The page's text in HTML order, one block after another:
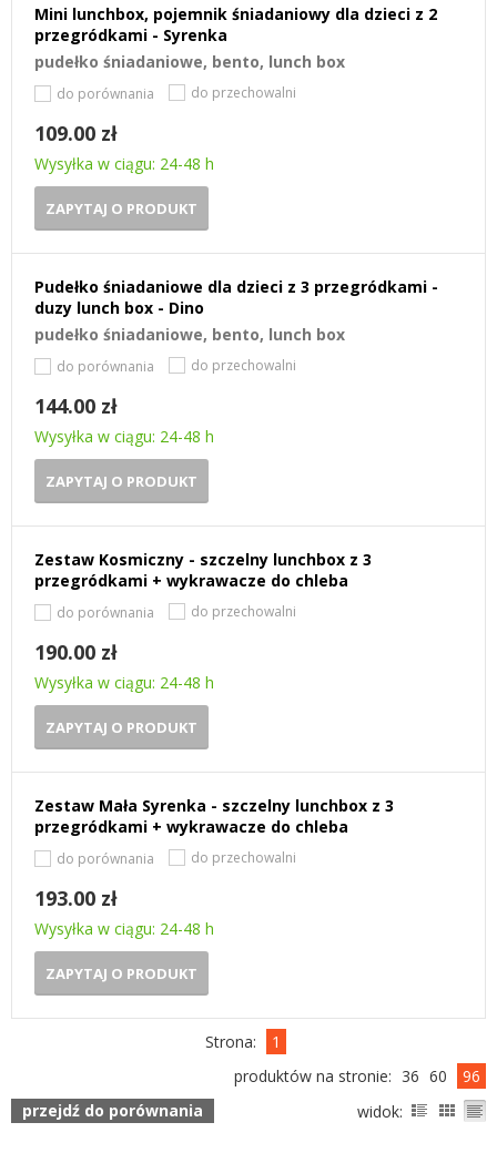
Mini lunchbox, pojemnik śniadaniowy dla dzieci z 2
przegródkami - Syrenka
pudełko śniadaniowe, bento, lunch box
do porównania do przechowalni
109.00 zł
Wysyłka w ciągu: 24-48 h
ZAPYTAJ O PRODUKT
Pudełko śniadaniowe dla dzieci z 3 przegródkami -
duzy lunch box - Dino
pudełko śniadaniowe, bento, lunch box
do porównania do przechowalni
144.00 zł
Wysyłka w ciągu: 24-48 h
ZAPYTAJ O PRODUKT
Zestaw Kosmiczny - szczelny lunchbox z 3
przegródkami + wykrawacze do chleba
do porównania do przechowalni
190.00 zł
Wysyłka w ciągu: 24-48 h
ZAPYTAJ O PRODUKT
Zestaw Mała Syrenka - szczelny lunchbox z 3
przegródkami + wykrawacze do chleba
do porównania do przechowalni
193.00 zł
Wysyłka w ciągu: 24-48 h
ZAPYTAJ O PRODUKT
Strona:
1
produktów na stronie: 36 60
96
przejdź do porównania
widok: